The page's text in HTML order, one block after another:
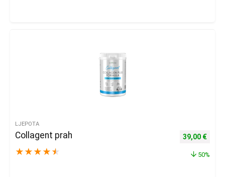
LJEPOTA
Collagent prah
★ ★ ★ ★ ★
Izvorna
39,00 €
50%